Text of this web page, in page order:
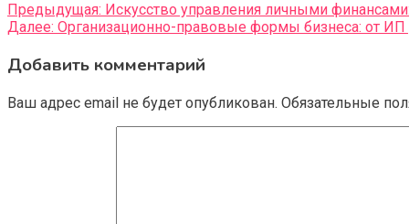
Предыдущая: Искусство управления личными
Далее: Организационно-правовые формы бизнеса: от
Добавить комментарий
Ваш адрес email не будет опубликован. Обязательные